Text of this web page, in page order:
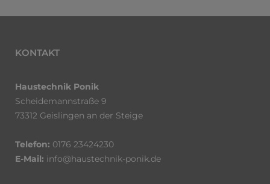
KONTAKT
Haustechnik Ponik
Scheidemannstraße 9
73312 Geislingen an der Steige
Telefon: 0176 23424230
E-Mail: info@haustechnik-ponik.de